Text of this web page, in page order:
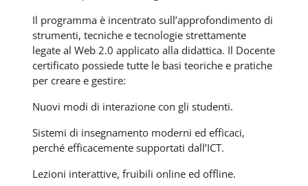
Il programma è incentrato sull’approfondimento di
strumenti, tecniche e tecnologie strettamente
legate al Web 2.0 applicato alla didattica. Il Docente
certificato possiede tutte le basi teoriche e pratiche
per creare e gestire:
Nuovi modi di interazione con gli studenti.
Sistemi di insegnamento moderni ed efficaci,
perché efficacemente supportati dall’ICT.
Lezioni interattive, fruibili online ed offline.